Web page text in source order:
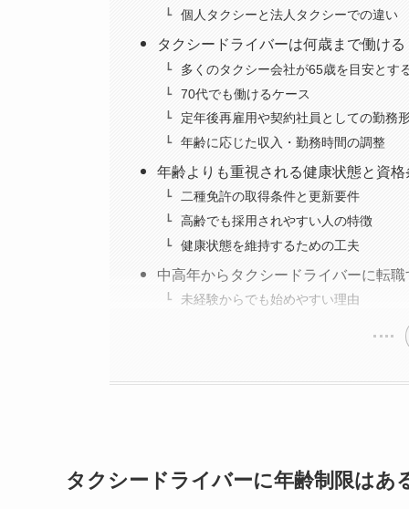
個人タクシーと法人タクシーでの違い
タクシードライバーは何歳まで働け
多くのタクシー会社が65歳を目安とす
70代でも働けるケース
定年後再雇用や契約社員としての勤務
年齢に応じた収入・勤務時間の調整
年齢よりも重視される健康状態と資格
二種免許の取得条件と更新要件
高齢でも採用されやすい人の特徴
健康状態を維持するための工夫
中高年からタクシードライバーに転
未経験からでも始めやすい理由
タクシードライバーに年齢制限はあ